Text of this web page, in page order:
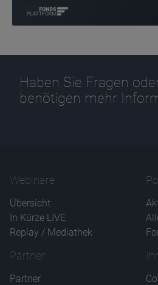
Haben Sie Fragen
benötigen mehr
Webinare
Übersicht
In Kürze LIVE
Replay / Mediathek
Partner
Partner